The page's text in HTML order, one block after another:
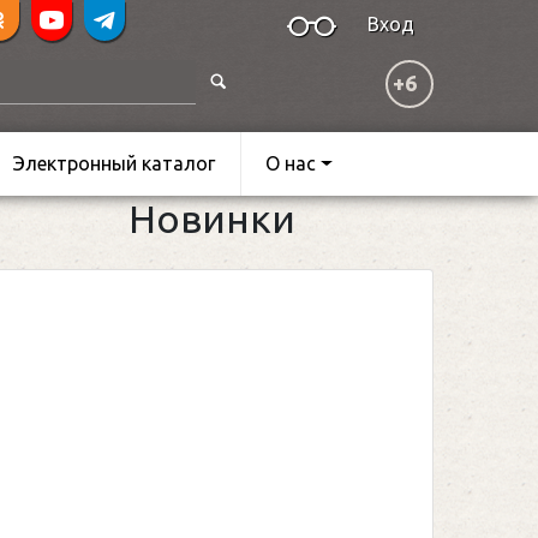
Вход
+6
Электронный каталог О нас
Новинки